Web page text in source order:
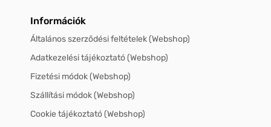
Információk
Általános szerződési feltételek (Webshop)
Adatkezelési tájékoztató (Webshop)
Fizetési módok (Webshop)
Szállítási módok (Webshop)
Cookie tájékoztató (Webshop)